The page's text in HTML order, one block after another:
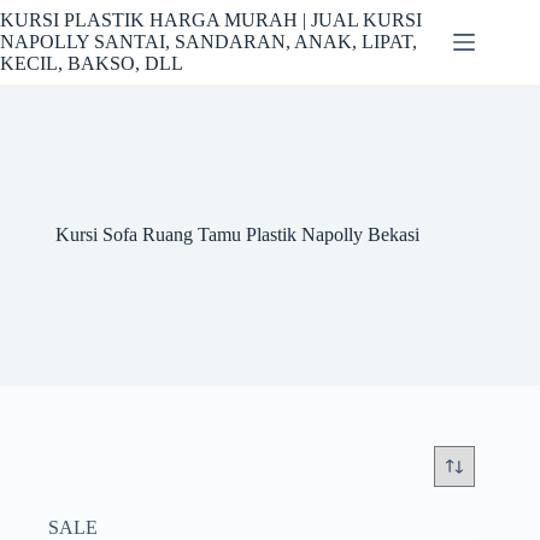
Skip
to
content
KURSI PLASTIK HARGA MURAH | JUAL KURSI
NAPOLLY SANTAI, SANDARAN, ANAK, LIPAT,
KECIL, BAKSO, DLL
Kursi Sofa Ruang Tamu Plastik Napolly Bekasi
SALE